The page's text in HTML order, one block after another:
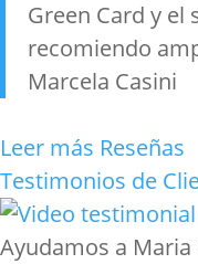
Green Card y el
recomiendo
Marcela Casini
Leer más Reseñas
Testimonios de
Ayudamos a